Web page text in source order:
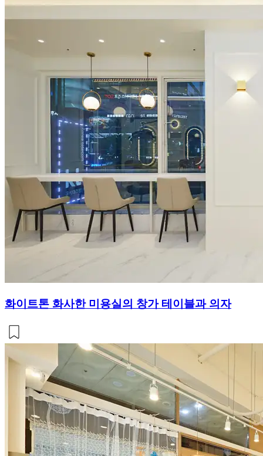
화이트톤 화사한 미용실의 창가 테이블과 의자